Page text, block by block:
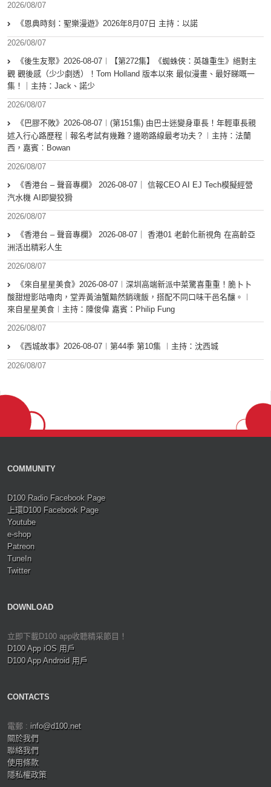
2026/08/07
《恩典時刻：聖樂漫遊》2026年8月07日 主持：以諾
2026/08/07
《後生友聚》2026-08-07︱【第272集】《蜘蛛俠：英雄重生》絕對主
觀 觀後感（少少劇透）！Tom Holland 版本以來 最似漫畫、最好睇嘅一
集！｜主持：Jack、諾少
2026/08/07
《巴膠不敗》2026-08-07︱(第151集) 由巴士迷變身車長！年輕車長親
述入行心路歷程｜報名考試有幾難？邊啲路線最考功夫？︱主持：法蘭
西，嘉賓︰Bowan
2026/08/07
《香港台 – 聲音專欄》 2026-08-07｜ 信報CEO AI EJ Tech模擬經營
汽水機 AI即變狡猾
2026/08/07
《香港台 – 聲音專欄》 2026-08-07｜ 香港01 老齡化新視角 在高齡亞
洲活出精彩人生
2026/08/07
《來自星星美食》2026-08-07︱深圳高端新派中菜驚喜重重！脆卜卜
酸甜燈影咕嚕肉，堂弄黃油蟹黯然銷魂飯，搭配不同口味干邑名釀。︱
來自星星美食︱主持：陳俊偉 嘉賓：Philip Fung
2026/08/07
《西城故事》2026-08-07︱第44季 第10集 ︱主持：沈西城
2026/08/07
COMMUNITY
D100 Radio Facebook Page
上環D100 Facebook Page
Youtube
e-shop
Patreon
TuneIn
Twitter
DOWNLOAD
立即下載D100 app收聽精采節目！
D100 App iOS 用戶
D100 App Android 用戶
CONTACTS
電郵 : info@d100.net
關於我們
聯絡我們
使用條款
隱私權政策